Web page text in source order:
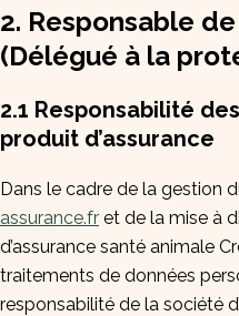
2. Responsable
(Délégué à la
2.1 Responsabilité
produit d’assurance
Dans le cadre de la gestion
assurance.fr et de la mise à
d’assurance santé animale
traitements de données
responsabilité de la société